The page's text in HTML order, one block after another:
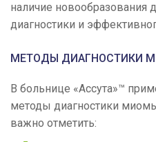
наличие новообразования
диагностики и
МЕТОДЫ ДИАГНОСТИКИ
В больнице «Ассута»™
методы диагностики
важно отметить: